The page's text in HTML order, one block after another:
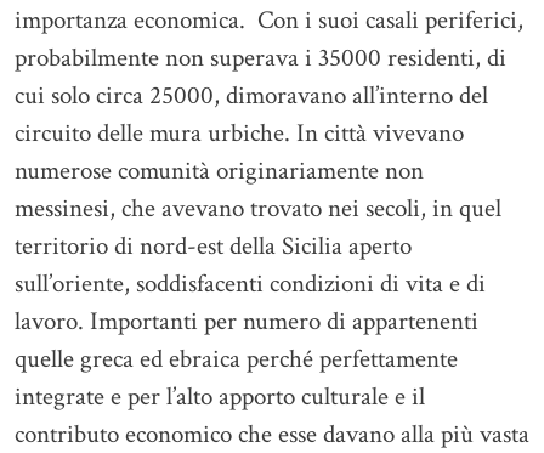
importanza economica. Con i suoi casali periferici,
probabilmente non superava i 35000 residenti, di
cui solo circa 25000, dimoravano all’interno del
circuito delle mura urbiche. In città vivevano
numerose comunità originariamente non
messinesi, che avevano trovato nei secoli, in quel
territorio di nord-est della Sicilia aperto
sull’oriente, soddisfacenti condizioni di vita e di
lavoro. Importanti per numero di appartenenti
quelle greca ed ebraica perché perfettamente
integrate e per l’alto apporto culturale e il
contributo economico che esse davano alla più vasta